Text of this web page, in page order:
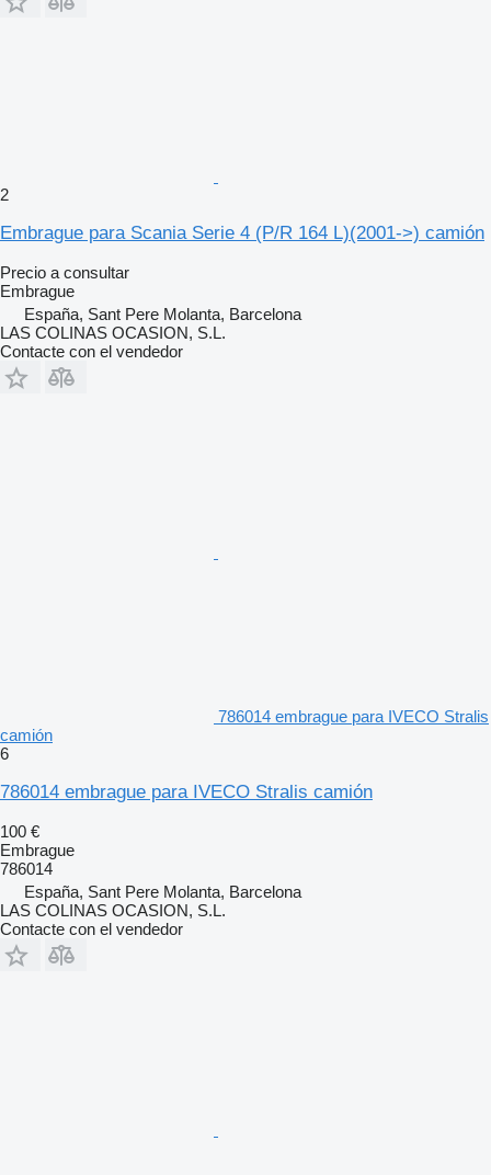
2
Embrague para Scania Serie 4 (P/R 164 L)(2001->) camión
Precio a consultar
Embrague
España, Sant Pere Molanta, Barcelona
LAS COLINAS OCASION, S.L.
Contacte con el vendedor
786014 embrague para IVECO Stralis
camión
6
786014 embrague para IVECO Stralis camión
100 €
Embrague
786014
España, Sant Pere Molanta, Barcelona
LAS COLINAS OCASION, S.L.
Contacte con el vendedor